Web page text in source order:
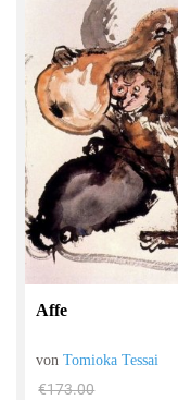
Affe
vonTomioka Tessai
€173.00